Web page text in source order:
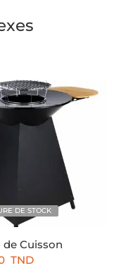
de Cuisson
DE STOCK
TND